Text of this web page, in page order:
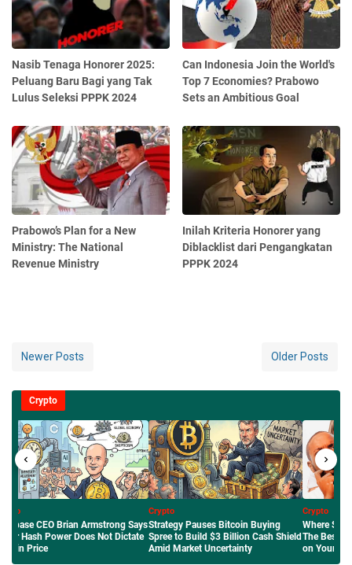
Nasib Tenaga Honorer 2025:
Peluang Baru Bagi yang Tak
Lulus Seleksi PPPK 2024
Can Indonesia Join the World's
Top 7 Economies? Prabowo
Sets an Ambitious Goal
Prabowo’s Plan for a New
Ministry: The National
Revenue Ministry
Inilah Kriteria Honorer yang
Diblacklist dari Pengangkatan
PPPK 2024
Newer Posts Older Posts
Crypto
Pauses Bitcoin Buying
to Build $3 Billion Cash Shield
Market Uncertainty
Crypto
Where Should You Put Your Money?
The Best Investments in 2026 Based
on Your Risk Profile
Crypto
Bitcoin
Slipped to
Surge